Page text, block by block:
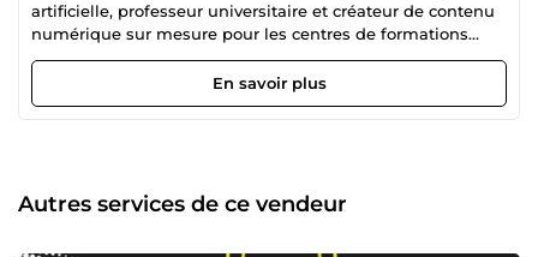
artificielle, professeur universitaire et créateur de contenu
numérique sur mesure pour les centres de formations
(avec la revente de mes droits d'auteur). Aujourd’hui, j’ai
décidé de partager mes connaissances et mon expertise
avec vous. Cela me permettra de combiner entre ma
permis de créer un portefeuille de plus de 100 formations
dont 10 qui sont considérées Best-Seller sur la plateforme
En savoir plus
Autres services de ce vendeur